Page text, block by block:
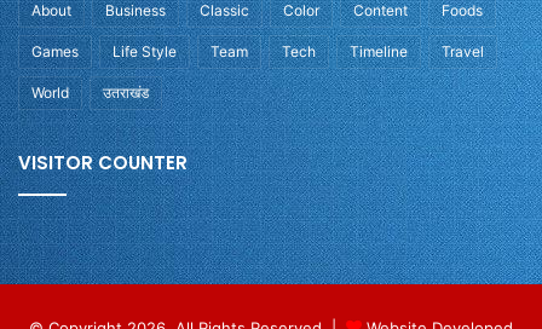
About Business Classic Color Content Foods
Games Life Style Team Tech Timeline Travel
World उतराखंड
VISITOR COUNTER